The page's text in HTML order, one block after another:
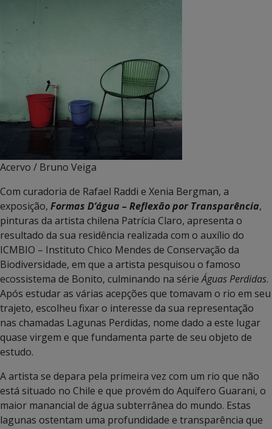
Acervo / Bruno Veiga
Com curadoria de Rafael Raddi e Xenia Bergman, a
exposição, Formas D’água – Reflexão por Transparência,
pinturas da artista chilena Patrícia Claro, apresenta o
resultado da sua residência realizada com o auxílio do
ICMBIO – Instituto Chico Mendes de Conservação da
Biodiversidade, em que a artista pesquisou o famoso
ecossistema de Bonito, culminando na sérieÁguas Perdidas.
Após estudar as várias acepções que tomavam o rio em seu
trajeto, escolheu fixar o interesse da sua representação
nas chamadas Lagunas Perdidas, nome dado a este lugar
quase virgem e que fundamenta parte de seu objeto de
estudo.
A artista se depara pela primeira vez com um rio que não
está situado no Chile e que provém do Aquífero Guarani, o
maior manancial de água subterrânea do mundo. Estas
lagunas ostentam uma profundidade e transparência que